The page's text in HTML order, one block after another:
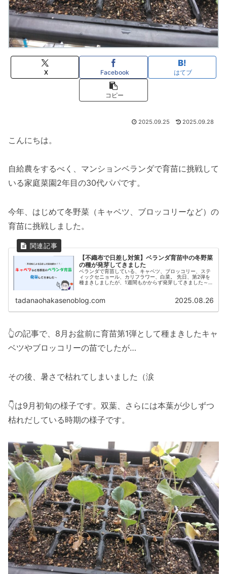
X Facebook はてブ
コピー
2025.09.25 2025.09.28
こんにちは。
自給農をするべく、マンションベランダで育苗に挑戦して
いる家庭菜園2年目の30代パパです。
今年、はじめて冬野菜（キャベツ、ブロッコリーなど）の
育苗に挑戦しました。
【不織布で日差し対策】ベランダ育苗中の冬野菜
の種が発芽してきました
ベランダで育苗している、キャベツ、ブロッコリー、ステ
ィックセニョール、カリフラワー、白菜。 先日、第2弾を
種まきしましたが、1週間もかからず発芽してきました～^^
tadanaohakasenoblog.com 2025.08.26
👆の記事で、8月お盆前に育苗第1弾として種まきしたキャ
ベツやブロッコリーの苗でしたが…
その後、暑さで枯れてしまいました（涙
👇は9月初旬の様子です。双葉、さらには本葉が少しずつ
枯れだしている時期の様子です。